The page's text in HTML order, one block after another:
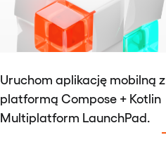
Uruchom aplikację mobilną z
platformą Compose + Kotlin
Multiplatform LaunchPad.